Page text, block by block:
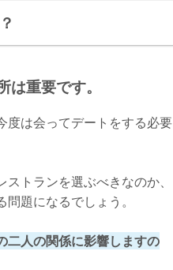
重要です。
度は会ってデートをする必要
トランを選ぶべきなのか、
題になるでしょう。
二人の関係に影響しますの